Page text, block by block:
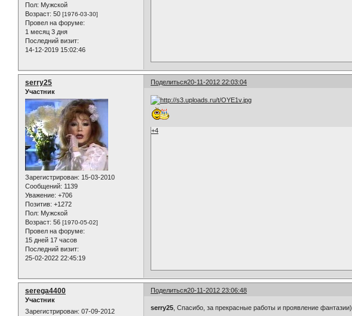
Пол: Мужской
Возраст: 50 [1976-03-30]
Провел на форуме:
1 месяц 3 дня
Последний визит:
14-12-2019 15:02:46
Поделиться20-11-2012 22:03:04
serry25
Участник
Зарегистрирован: 15-03-2010
Сообщений: 1139
Уважение: +706
Позитив: +1272
Пол: Мужской
Возраст: 56 [1970-05-02]
Провел на форуме:
15 дней 17 часов
Последний визит:
25-02-2022 22:45:19
+4
Поделиться20-11-2012 23:06:48
serega4400
Участник
Зарегистрирован: 07-09-2012
serry25, Спасибо, за прекрасные работы и проявление фантазии)